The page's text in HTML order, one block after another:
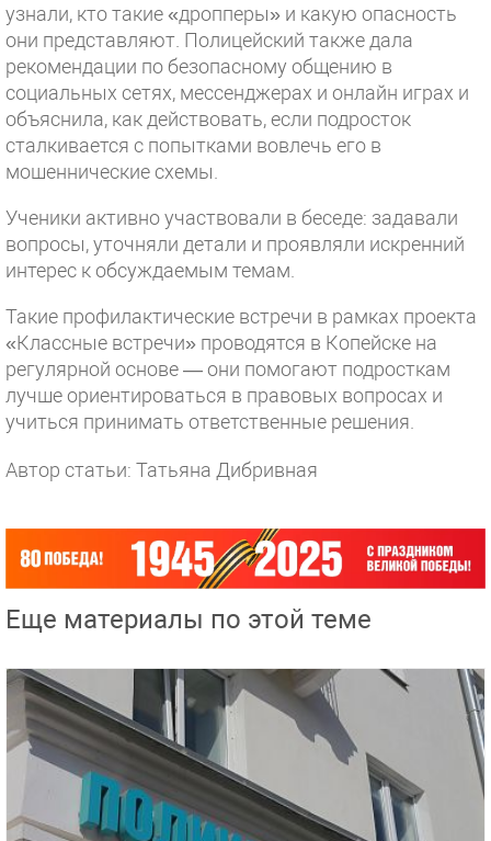
узнали, кто такие «дропперы» и какую опасность
они представляют. Полицейский также дала
рекомендации по безопасному общению в
социальных сетях, мессенджерах и онлайн играх и
объяснила, как действовать, если подросток
сталкивается с попытками вовлечь его в
мошеннические схемы.
Ученики активно участвовали в беседе: задавали
вопросы, уточняли детали и проявляли искренний
интерес к обсуждаемым темам.
Такие профилактические встречи в рамках проекта
«Классные встречи» проводятся в Копейске на
регулярной основе — они помогают подросткам
лучше ориентироваться в правовых вопросах и
учиться принимать ответственные решения.
Автор статьи: Татьяна Дибривная
Еще материалы по этой теме